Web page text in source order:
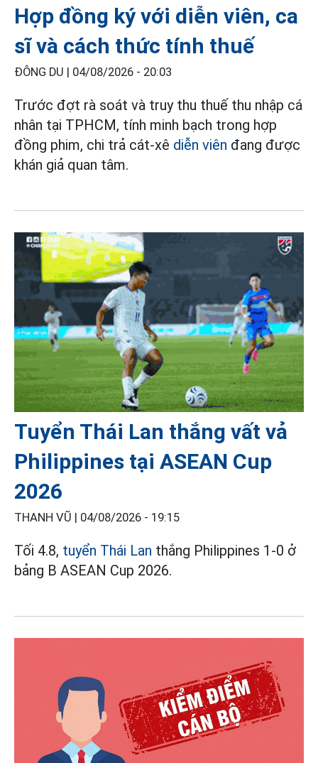
Hợp đồng ký với diễn viên, ca
sĩ và cách thức tính thuế
ĐÔNG DU | 04/08/2026 - 20:03
Trước đợt rà soát và truy thu thuế thu nhập cá
nhân tại TPHCM, tính minh bạch trong hợp
đồng phim, chi trả cát-xê diễn viên đang được
khán giả quan tâm.
Tuyển Thái Lan thắng vất vả
Philippines tại ASEAN Cup
2026
THANH VŨ | 04/08/2026 - 19:15
Tối 4.8, tuyển Thái Lan thắng Philippines 1-0 ở
bảng B ASEAN Cup 2026.